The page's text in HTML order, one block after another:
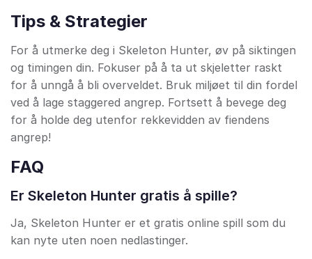
Tips & Strategier
For å utmerke deg i Skeleton Hunter, øv på siktingen
og timingen din. Fokuser på å ta ut skjeletter raskt
for å unngå å bli overveldet. Bruk miljøet til din fordel
ved å lage staggered angrep. Fortsett å bevege deg
for å holde deg utenfor rekkevidden av fiendens
angrep!
FAQ
Er Skeleton Hunter gratis å spille?
Ja, Skeleton Hunter er et gratis online spill som du
kan nyte uten noen nedlastinger.